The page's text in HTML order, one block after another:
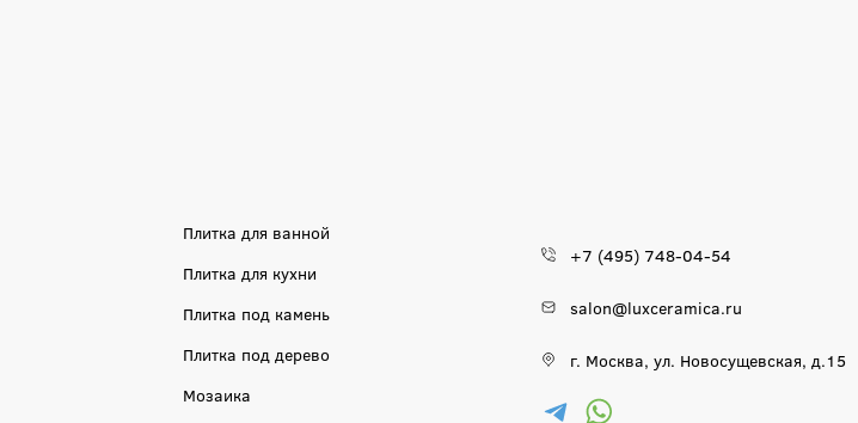
Плитка для ванной
Плитка для кухни
Плитка под камень
Плитка под дерево
Мозаика
+7 (495) 748-04-54
salon@luxceramica.ru
г. Москва, ул. Новосущевская, д.15